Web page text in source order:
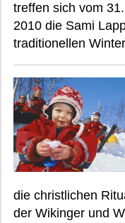
treffen sich vom
2010 die Sami
traditionellen
die christlichen
der Wikinger und